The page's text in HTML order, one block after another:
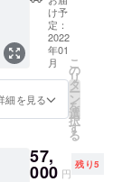
ルを全
て提供
致しま
す。
LINEに
よる食
事指
ており
ます。
スでや
るより
お得な
クラウ
ドファ
ンディ
ング限
定価格
になっ
ます！
ウェ
け予
定：
2022
年01
月
細を見る
こ
の
リ
タ
ー
ン
を
選
択
す
る
57,
000 円
残り5